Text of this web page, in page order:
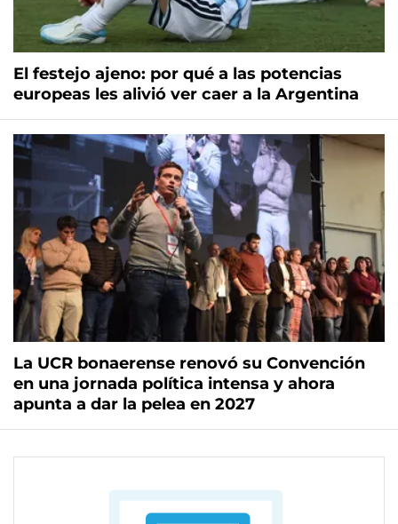
El festejo ajeno: por qué a las potencias
europeas les alivió ver caer a la Argentina
La UCR bonaerense renovó su Convención
en una jornada política intensa y ahora
apunta a dar la pelea en 2027